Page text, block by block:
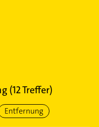
(12Treffer)
Entfernung